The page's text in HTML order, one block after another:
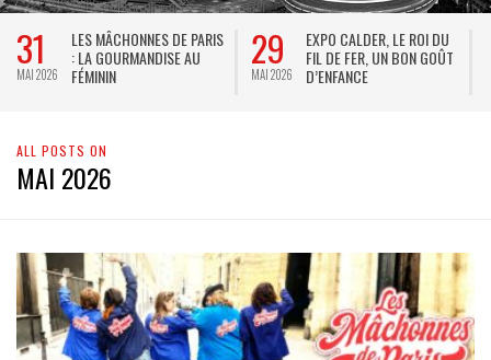
31
MAI 2026
LES MÂCHONNES DE PARIS
: LA GOURMANDISE AU
FÉMININ
29
MAI 2026
EXPO CALDER, LE ROI DU
FIL DE FER, UN BON GOÛT
D’ENFANCE
ALL POSTS ON
MAI 2026